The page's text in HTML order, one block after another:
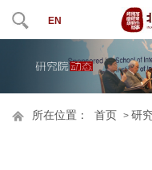
EN
所在位置： 首页 >研